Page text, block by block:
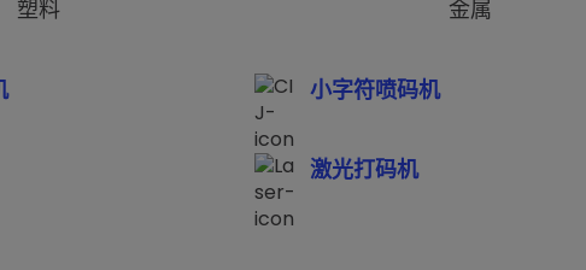
塑料 金属
小字符喷码机
激光打码机